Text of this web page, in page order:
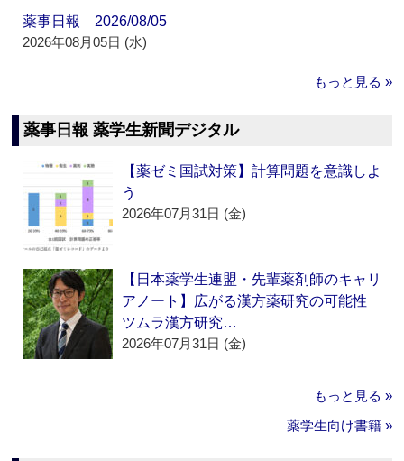
薬事日報 2026/08/05
2026年08月05日 (水)
もっと見る »
薬事日報 薬学生新聞デジタル
【薬ゼミ国試対策】計算問題を意識しよ
う
2026年07月31日 (金)
【日本薬学生連盟・先輩薬剤師のキャリ
アノート】広がる漢方薬研究の可能性
ツムラ漢方研究…
2026年07月31日 (金)
もっと見る »
薬学生向け書籍 »